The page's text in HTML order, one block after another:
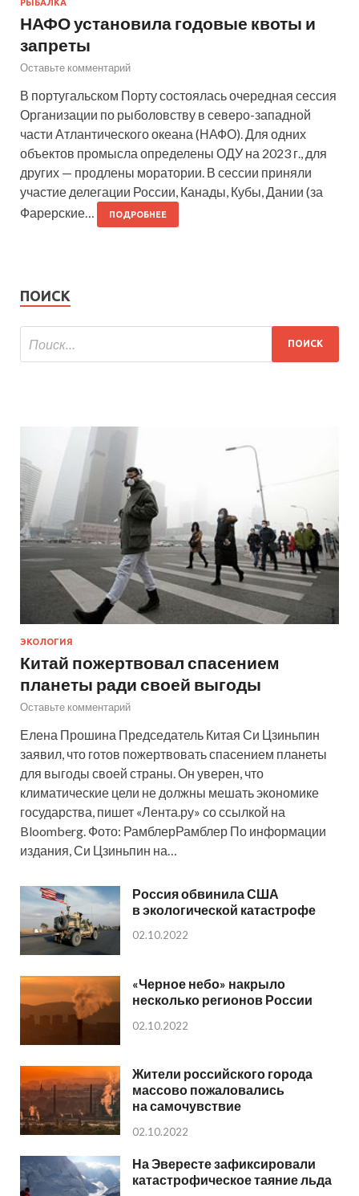
РЫБАЛКА
НАФО установила годовые квоты и
запреты
Оставьте комментарий
В португальском Порту состоялась очередная сессия
Организации по рыболовству в северо-западной
части Атлантического океана (НАФО). Для одних
объектов промысла определены ОДУ на 2023 г., для
других — продлены моратории. В сессии приняли
участие делегации России, Канады, Кубы, Дании (за
Фарерские…
ПОДРОБНЕЕ
ПОИСК
ЭКОЛОГИЯ
Китай пожертвовал спасением
планеты ради своей выгоды
Оставьте комментарий
Елена Прошина Председатель Китая Си Цзиньпин
заявил, что готов пожертвовать спасением планеты
для выгоды своей страны. Он уверен, что
климатические цели не должны мешать экономике
государства, пишет «Лента.ру» со ссылкой на
Bloomberg. Фото: РамблерРамблер По информации
издания, Си Цзиньпин на…
Россия обвинила США
в экологической катастрофе
02.10.2022
«Черное небо» накрыло
несколько регионов России
02.10.2022
Жители российского города
массово пожаловались
на самочувствие
02.10.2022
На Эвересте зафиксировали
катастрофическое таяние льда